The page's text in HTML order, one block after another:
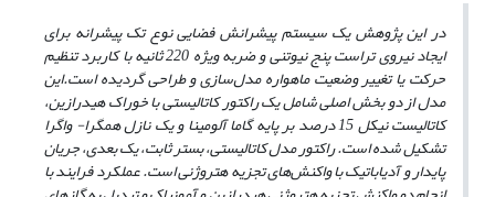
در این پژوهش یک سیستم پیشرانش فضایی نوع تک پیشرانه برای
ایجاد نیروی تراست پنج نیوتنی و ضربه ویژه 220 ثانیه با کاربرد تنظیم
حرکت یا تغییر وضعیت ماهواره مدل‌سازی و طراحی گردیده است.این
مدل از دو بخش اصلی شامل یک راکتور کاتالیستی با خوراک هیدرازین،
کاتالیست نیکل 15 درصد بر پایه گاما آلومینا و یک نازل همگرا- واگرا
تشکیل شده است. راکتور مدل کاتالیستی، بستر ثابت، یک بعدی، جریان
پایدار و آدیاباتیک با واکنش‌های تجزیه هتروژنی است. عملکرد فرایند با